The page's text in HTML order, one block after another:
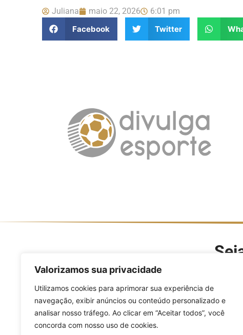
Valorizamos sua privacidade
Utilizamos cookies para aprimorar sua experiência de
navegação, exibir anúncios ou conteúdo personalizado e
analisar nosso tráfego. Ao clicar em “Aceitar todos”, você
concorda com nosso uso de cookies.
Juliana maio 22, 2026
6:01 pm
Facebook
Twitter
O Divulga Esporte é um
modalidades,